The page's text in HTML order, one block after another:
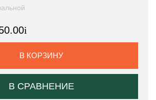
i
В КОРЗИНУ
В СРАВНЕНИЕ